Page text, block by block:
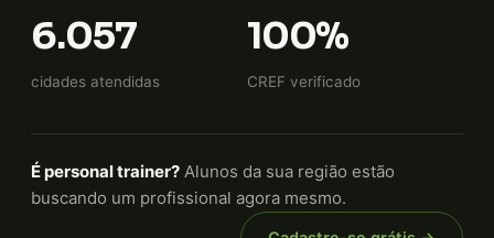
6.057
cidades atendidas
100%
CREF verificado
É personal trainer? Alunos da sua região estão
buscando um profissional agora mesmo.